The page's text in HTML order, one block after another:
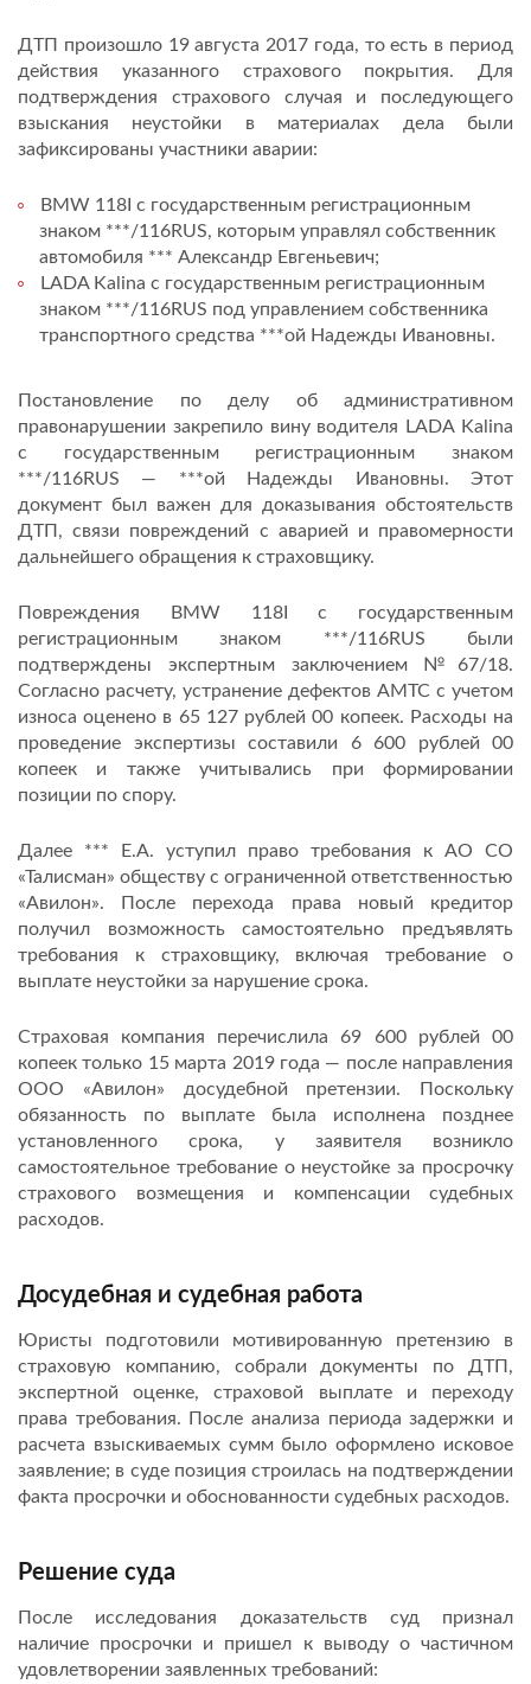
ДТП произошло 19 августа 2017 года, то есть в период
действия указанного страхового покрытия. Для
подтверждения страхового случая и последующего
взыскания неустойки в материалах дела были
зафиксированы участники аварии:
BMW 118I с государственным регистрационным
знаком ***/116RUS, которым управлял собственник
автомобиля *** Александр Евгеньевич;
LADA Kalina с государственным регистрационным
знаком ***/116RUS под управлением собственника
транспортного средства ***ой Надежды Ивановны.
Постановление по делу об административном
правонарушении закрепило вину водителя LADA Kalina
с государственным регистрационным знаком
***/116RUS — ***ой Надежды Ивановны. Этот
документ был важен для доказывания обстоятельств
ДТП, связи повреждений с аварией и правомерности
дальнейшего обращения к страховщику.
Повреждения BMW 118I с государственным
регистрационным знаком ***/116RUS были
подтверждены экспертным заключением №67/18.
Согласно расчету, устранение дефектов АМТС с учетом
износа оценено в 65 127 рублей 00 копеек. Расходы на
проведение экспертизы составили 6 600 рублей 00
копеек и также учитывались при формировании
позиции по спору.
Далее *** Е.А. уступил право требования к АО СО
«Талисман» обществу с ограниченной ответственностью
«Авилон». После перехода права новый кредитор
получил возможность самостоятельно предъявлять
требования к страховщику, включая требование о
выплате неустойки за нарушение срока.
Страховая компания перечислила 69 600 рублей 00
копеек только 15 марта 2019 года — после направления
ООО «Авилон» досудебной претензии. Поскольку
обязанность по выплате была исполнена позднее
установленного срока, у заявителя возникло
самостоятельное требование о неустойке за просрочку
страхового возмещения и компенсации судебных
расходов.
Досудебная и судебная работа
Юристы подготовили мотивированную претензию в
страховую компанию, собрали документы по ДТП,
экспертной оценке, страховой выплате и переходу
права требования. После анализа периода задержки и
расчета взыскиваемых сумм было оформлено исковое
заявление; в суде позиция строилась на подтверждении
факта просрочки и обоснованности судебных расходов.
Решение суда
После исследования доказательств суд признал
наличие просрочки и пришел к выводу о частичном
удовлетворении заявленных требований: